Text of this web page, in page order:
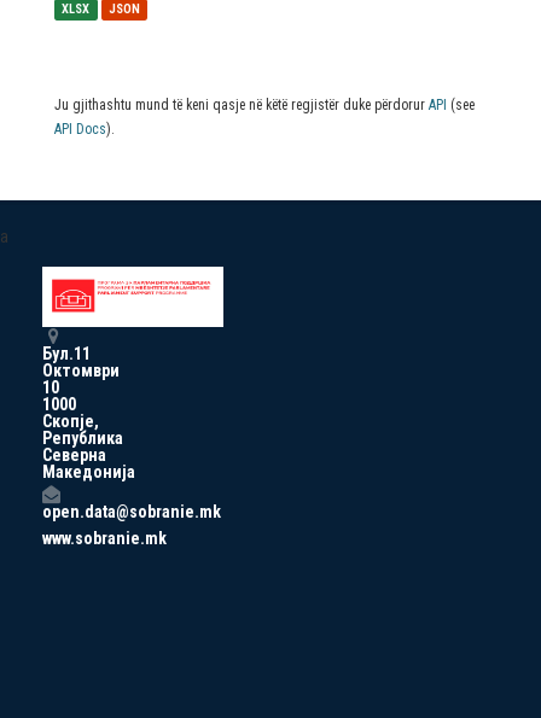
XLSX JSON
Ju gjithashtu mund të keni qasje në këtë regjistër duke përdorur API (see
API Docs).
a
Бул.11
Октомври
10
1000
Скопје,
Република
Северна
Македонија
open.data@sobranie.mk
www.sobranie.mk